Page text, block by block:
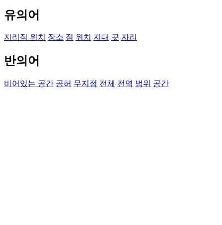
유의어
지리적 위치 장소 점 위치 지대 곳 자리
반의어
비어있는 공간 공허 무지점 전체 전역 범위 공간